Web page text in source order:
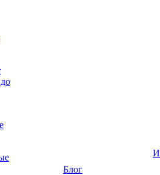
Блог